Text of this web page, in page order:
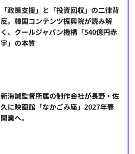
「政策支援」と「投資回収」の二律背
反。韓国コンテンツ振興院が読み解
く、クールジャパン機構「540億円赤
字」の本質
新海誠監督所属の制作会社が長野・佐
久に映画館「なかごみ座」2027年春
開業へ。